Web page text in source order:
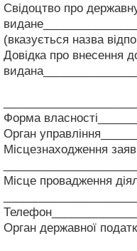
Свідоцтво про
(вказується назва
Довідка про внесення
Форма
Орган
Місцезнаходження
Місце провадження
Орган державної